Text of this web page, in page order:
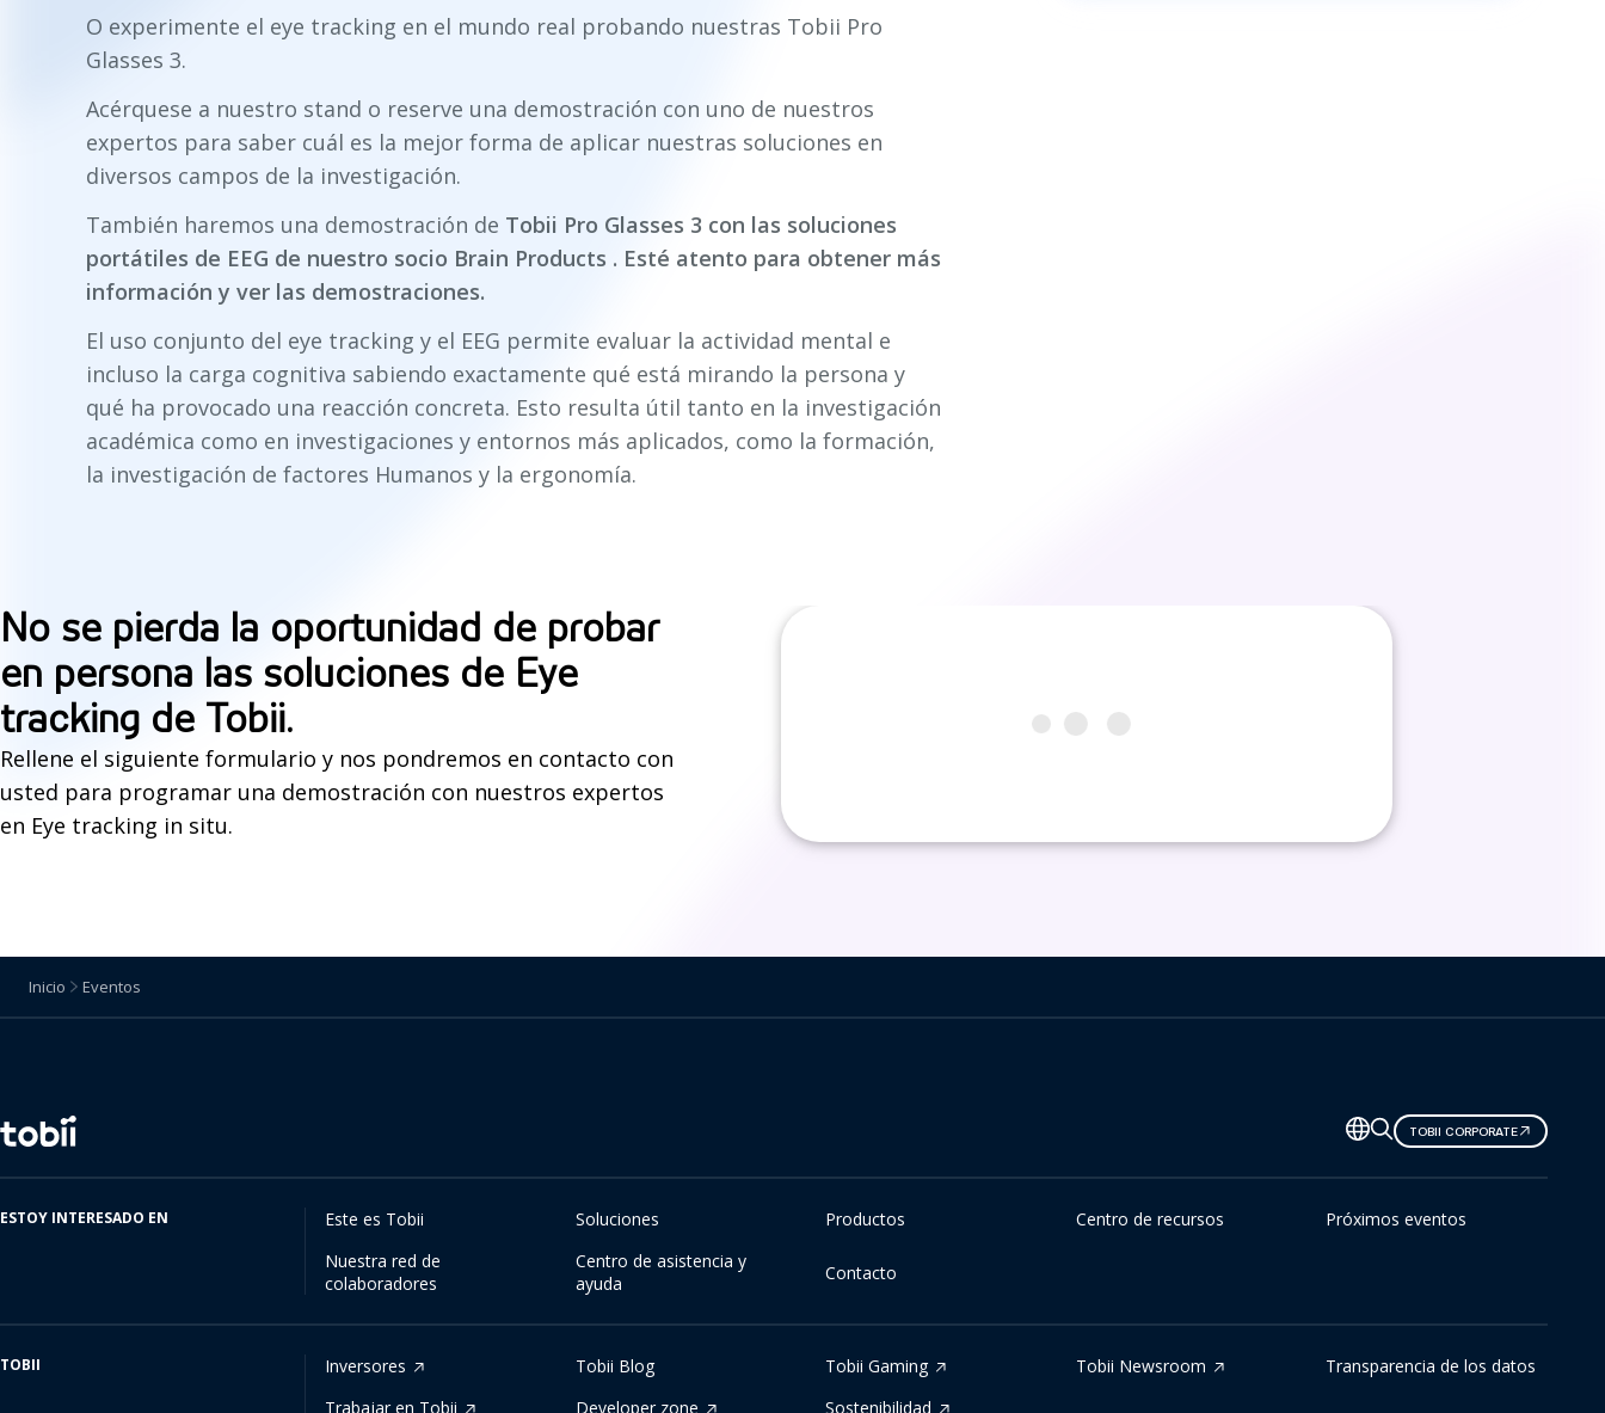
O experimente el eye tracking en el mundo real probando nuestras Tobii Pro
Glasses 3.
Acérquese a nuestro stand o reserve una demostración con uno de nuestros
expertos para saber cuál es la mejor forma de aplicar nuestras soluciones en
diversos campos de la investigación.
También haremos una demostración de Tobii Pro Glasses 3 con las soluciones
portátiles de EEG de nuestro socio Brain Products . Esté atento para obtener más
información y ver las demostraciones.
El uso conjunto del eye tracking y el EEG permite evaluar la actividad mental e
incluso la carga cognitiva sabiendo exactamente qué está mirando la persona y
qué ha provocado una reacción concreta. Esto resulta útil tanto en la investigación
académica como en investigaciones y entornos más aplicados, como la formación,
la investigación de factores Humanos y la ergonomía.
No se pierda la oportunidad de probar
en persona las soluciones de Eye
tracking de Tobii.
Rellene el siguiente formulario y nos pondremos en contacto con
usted para programar una demostración con nuestros expertos
en Eye tracking in situ.
Inicio Eventos
Cambiar
de
idioma
TOBII CORPORATE
ESTOY INTERESADO EN Este es Tobii Soluciones Productos Centro de recursos
Próximos eventos
Nuestra red de
colaboradores
Centro de asistencia y
ayuda
Contacto
TOBII Inversores Tobii Blog Tobii Gaming Tobii Newsroom
Transparencia de los datos
Trabajar en Tobii
Developer zone Sostenibilidad